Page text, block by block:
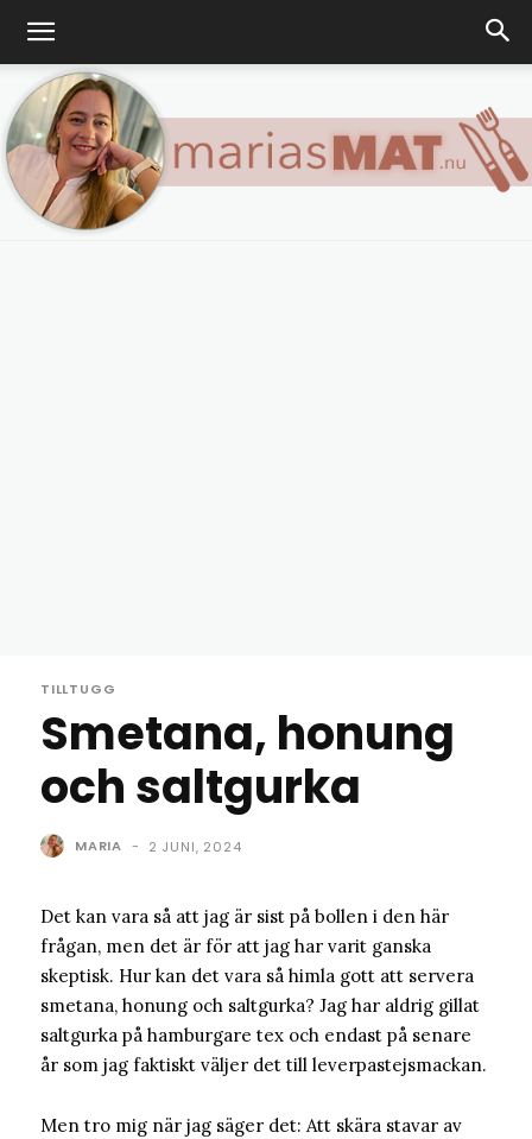
TILLTUGG
Smetana, honung
och saltgurka
MARIA - 2 JUNI, 2024
Det kan vara så att jag är sist på bollen i den här
frågan, men det är för att jag har varit ganska
skeptisk. Hur kan det vara så himla gott att servera
smetana, honung och saltgurka? Jag har aldrig gillat
saltgurka på hamburgare tex och endast på senare
år som jag faktiskt väljer det till leverpastejsmackan.
Men tro mig när jag säger det: Att skära stavar av